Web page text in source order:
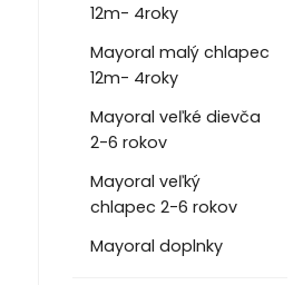
12m- 4roky
Mayoral malý chlapec
12m- 4roky
Mayoral veľké dievča
2-6 rokov
Mayoral veľký
chlapec 2-6 rokov
Mayoral doplnky